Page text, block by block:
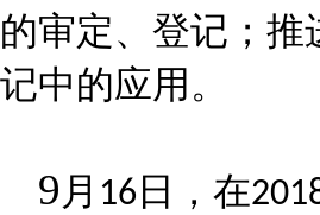
的审定、登记；推
记中的应用。
9 月 16 日，在